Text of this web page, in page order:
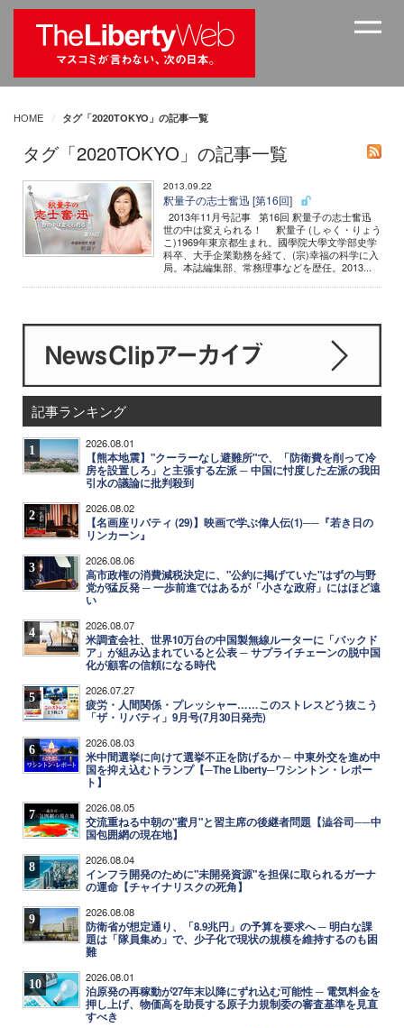
HOME タグ「2020TOKYO」の記事一覧
タグ「2020TOKYO」の記事一覧
2013.09.22
釈量子の志士奮迅 [第16回]
2013年11月号記事 第16回 釈量子の志士奮迅
世の中は変えられる！ 釈量子 (しゃく・りょう
こ)1969年東京都生まれ。國學院大學文学部史学
科卒、大手企業勤務を経て、(宗)幸福の科学に入
局。本誌編集部、常務理事などを歴任。2013...
記事ランキング
1 2026.08.01
【熊本地震】"クーラーなし避難所"で、「防衛費を削って冷
房を設置しろ」と主張する左派 ─ 中国に忖度した左派の我田
引水の議論に批判殺到
2 2026.08.02
【名画座リバティ (29)】映画で学ぶ偉人伝(1)──『若き日の
リンカーン』
3 2026.08.06
高市政権の消費減税決定に、"公約に掲げていた"はずの与野
党が猛反発 ─ 一歩前進ではあるが「小さな政府」にはほど遠
い
4 2026.08.07
米調査会社、世界10万台の中国製無線ルーターに「バックド
ア」が組み込まれていると公表 ─ サプライチェーンの脱中国
化が顧客の信頼になる時代
5 2026.07.27
疲労・人間関係・プレッシャー……このストレスどう抜こう
「ザ・リバティ」9月号(7月30日発売)
6 2026.08.03
米中間選挙に向けて選挙不正を防げるか ─ 中東外交を進め中
国を抑え込むトランプ【─The Liberty─ワシントン・レポー
ト】
7 2026.08.05
交流重ねる中朝の"蜜月"と習主席の後継者問題【澁谷司──中
国包囲網の現在地】
8 2026.08.04
インフラ開発のために"未開発資源"を担保に取られるガーナ
の運命【チャイナリスクの死角】
9 2026.08.08
防衛省が想定通り、「8.9兆円」の予算を要求へ ─ 明白な課
題は「隊員集め」で、少子化で現状の規模を維持するのも困
難
10 2026.08.01
泊原発の再稼動が27年末以降にずれ込む可能性 ─ 電気料金を
押し上げ、物価高を助長する原子力規制委の審査基準を見直
すべき